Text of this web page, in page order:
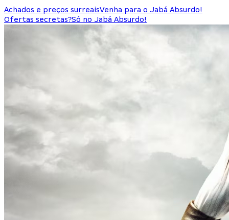
Achados e preços surreaisVenha para o Jabá Absurdo!
Ofertas secretas?Só no Jabá Absurdo!